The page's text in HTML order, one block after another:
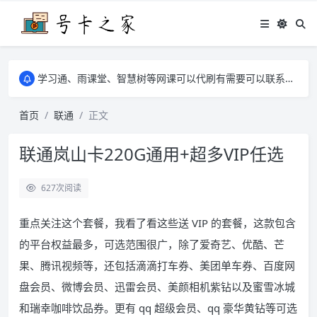
学习通、雨课堂、智慧树等网课可以代刷有需要可以联系邮箱i@tuzi.la
学习通、雨课堂、智慧树等网课可以代刷有需要可以联系邮箱i@tuzi.la
首页
联通 正文
联通岚山卡220G通用+超多VIP任选
627次阅读
重点关注这个套餐，我看了看这些送 VIP 的套餐，这款包含
的平台权益最多，可选范围很广，除了爱奇艺、优酷、芒
果、腾讯视频等，还包括滴滴打车券、美团单车券、百度网
盘会员、微博会员、迅雷会员、美颜相机紫钻以及蜜雪冰城
和瑞幸咖啡饮品券。更有 qq 超级会员、qq 豪华黄钻等可选